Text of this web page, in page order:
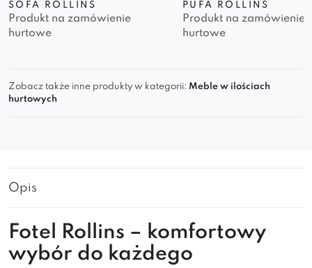
SOFA ROLLINS
Produkt na zamówienie
hurtowe
PUFA ROLLINS
Produkt na zamówienie
hurtowe
Zobacz także inne produkty w kategorii: Meble w ilościach
hurtowych
Opis
Fotel Rollins – komfortowy
wybór do każdego